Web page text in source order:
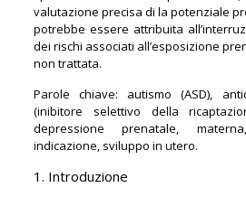
valutazione precisa di la potenziale
potrebbe essere attribuita
dei rischi associati all’esposizione
non trattata.
Parole chiave: autismo (ASD),
(inibitore selettivo della
depressione prenatale,
indicazione, sviluppo in utero.
1. Introduzione